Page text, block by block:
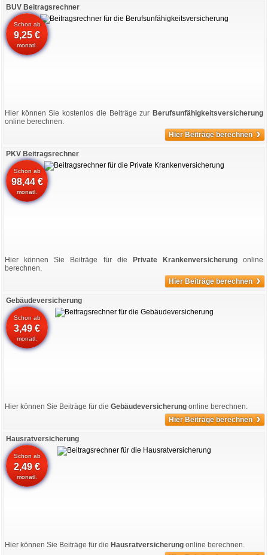
BUV Beitragsrechner
Schon ab
9,25 €
monatl.
Hier können Sie kostenlos die Beiträge zur Berufsunfähigkeitsversicherung
online berechnen.
Hier Beiträge berechnen ›
PKV Beitragsrechner
Schon ab
98,44 €
monatl.
Hier können Sie Beiträge für die Private Krankenversicherungonline
berechnen.
Hier Beiträge berechnen ›
Gebäudeversicherung
Schon ab
3,49 €
monatl.
Hier können Sie Beiträge für die Gebäudeversicherung online berechnen.
Hier Beiträge berechnen ›
Hausratversicherung
Schon ab
2,49 €
monatl.
Hier können Sie Beiträge für die Hausratversicherung online berechnen.